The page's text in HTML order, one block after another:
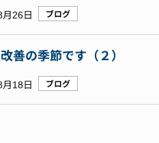
26日 ブログ
の季節です（２）
18日 ブログ